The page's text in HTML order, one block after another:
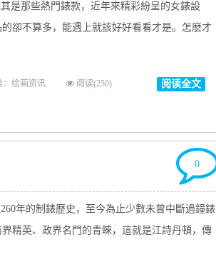
是那些熱門錶款，近年來精彩紛呈的女錶設
卻不算多，能遇上就該好好看看才是。怎麽才
阅读全文
：绘画资讯 阅读(250)
0
年的制錶歴史，至今為止少數未曾中斷過鐘錶
精英、政界名門的青睞，這就是江詩丹頓，傳